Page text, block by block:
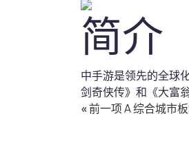
简介
中手游是领先的全球
剑奇侠传》和《大富
«前一项 A 综合城市